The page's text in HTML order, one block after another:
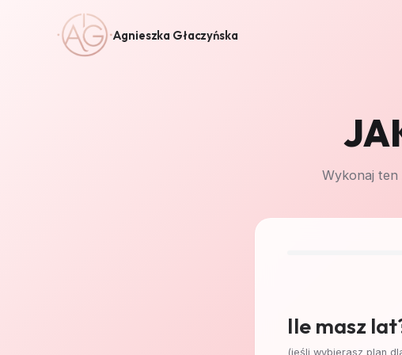
Agnieszka Głaczyńska
Wykonaj ten
Ile masz
(jeśli wybierasz plan